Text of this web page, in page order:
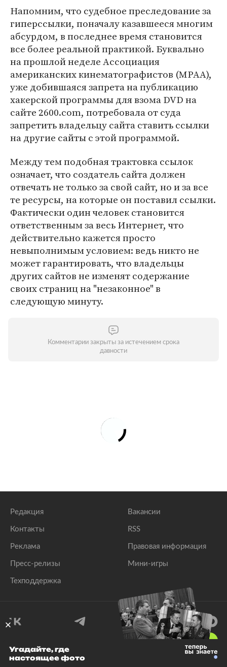
Напомним, что судебное преследование за
гиперссылки, поначалу казавшееся многим
абсурдом, в последнее время становится
все более реальной практикой. Буквально
на прошлой неделе Ассоциация
американских кинематографистов (MPAA),
уже добившаяся запрета на публикацию
хакерской программы для взома DVD на
сайте 2600.com, потребовала от суда
запретить владельцу сайта ставить ссылки
на другие сайты с этой программой.
Между тем подобная трактовка ссылок
означает, что создатель сайта должен
отвечать не только за свой сайт, но и за все
те ресурсы, на которые он поставил ссылки.
Фактически один человек становится
ответственным за весь Интернет, что
действительно кажется просто
невыполнимым условием: ведь никто не
может гарантировать, что владельцы
других сайтов не изменят содержание
своих страниц на "незаконное" в
следующую минуту.
Комментарии закрыты за истечением срока
давности
Редакция
Контакты
Реклама
Пресс-релизы
Техподдержка
Вакансии
RSS
Правовая информация
Мини-игры
© 1999–2026 Все права защищены.
Угадайте, где
настоящее фото